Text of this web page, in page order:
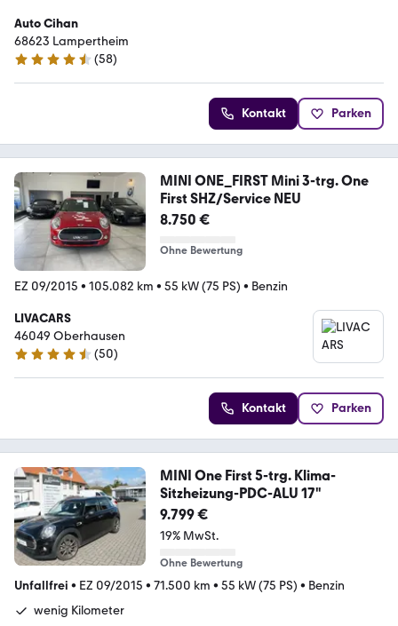
Auto Cihan
68623 Lampertheim
4.3 Sterne
(58)
Kontakt Parken
MINI ONE_FIRST Mini 3-trg. One
First SHZ/Service NEU
8.750 €
Ohne Bewertung
EZ 09/2015 • 105.082 km • 55 kW (75 PS) • Benzin
LIVACARS
46049 Oberhausen
4.7 Sterne
(50)
Kontakt Parken
MINI One First 5-trg. Klima-
Sitzheizung-PDC-ALU 17"
9.799 €
19% MwSt.
Ohne Bewertung
Unfallfrei • EZ 09/2015 • 71.500 km • 55 kW (75 PS) • Benzin
wenig Kilometer